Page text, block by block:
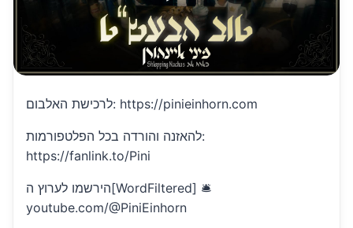
לרכישת האלבום: https://pinieinhorn.com
להאזנה והורדה בכל הפלטפורמות:
https://fanlink.to/Pini
הירשמו לערוץ ה[WordFiltered] 🛎
youtube.com/@PiniEinhorn